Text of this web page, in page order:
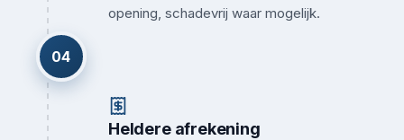
opening, schadevrij waar mogelijk.
04
Heldere afrekening